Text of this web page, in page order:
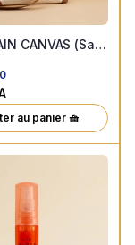
SAC A MAIN CANVAS (Sac cabas en toile écrue, lettrage noir, bandoulière caramel ajustable)
0
au panier 🧺